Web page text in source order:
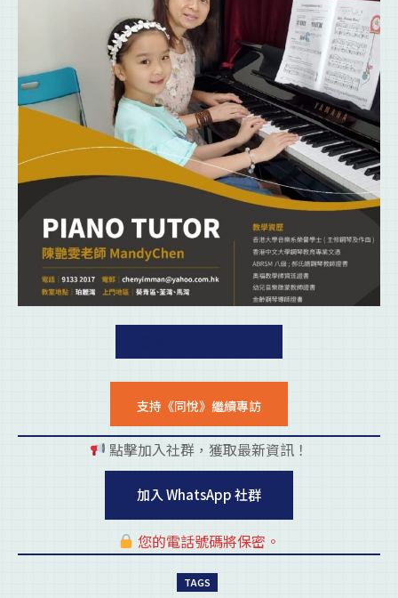
支持《同悅》繼續專訪
點擊加入社群，獲取最新資訊！
加入 WhatsApp 社群
您的電話號碼將保密。
TAGS